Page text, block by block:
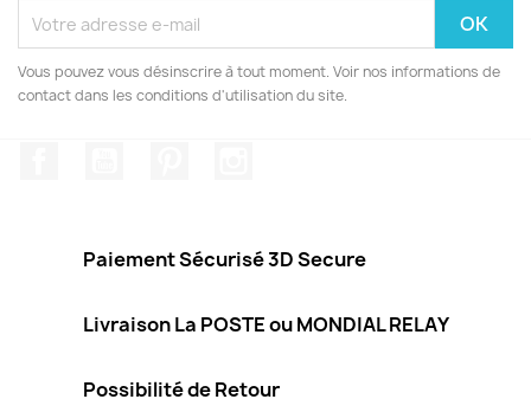
Vous pouvez vous désinscrire à tout moment. Voir nos informations de
contact dans les conditions d'utilisation du site.
Paiement Sécurisé 3D Secure
Livraison La POSTE ou MONDIAL RELAY
Possibilité de Retour